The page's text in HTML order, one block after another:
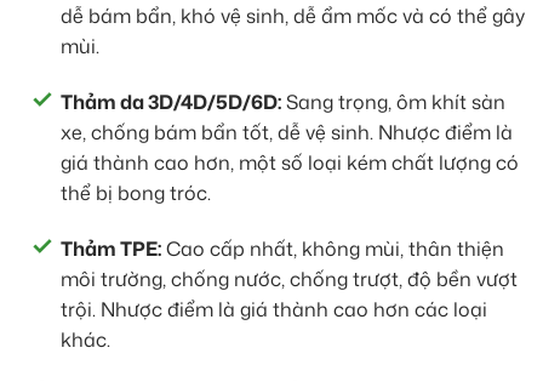
dễ bám bẩn, khó vệ sinh, dễ ẩm mốc và có thể gây
mùi.
Thảm da 3D/4D/5D/6D:Sang trọng, ôm khít sàn
xe, chống bám bẩn tốt, dễ vệ sinh. Nhược điểm là
giá thành cao hơn, một số loại kém chất lượng có
thể bị bong tróc.
Thảm TPE:Cao cấp nhất, không mùi, thân thiện
môi trường, chống nước, chống trượt, độ bền vượt
trội. Nhược điểm là giá thành cao hơn các loại
khác.